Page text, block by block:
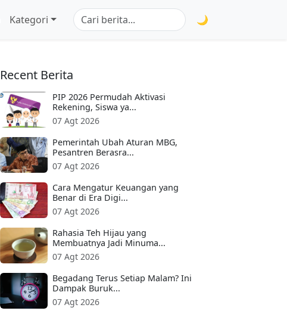
Kategori 🌙
Recent Berita
PIP 2026 Permudah Aktivasi
Rekening, Siswa ya...
07 Agt 2026
Pemerintah Ubah Aturan MBG,
Pesantren Berasra...
07 Agt 2026
Cara Mengatur Keuangan yang
Benar di Era Digi...
07 Agt 2026
Rahasia Teh Hijau yang
Membuatnya Jadi Minuma...
07 Agt 2026
Begadang Terus Setiap Malam? Ini
Dampak Buruk...
07 Agt 2026